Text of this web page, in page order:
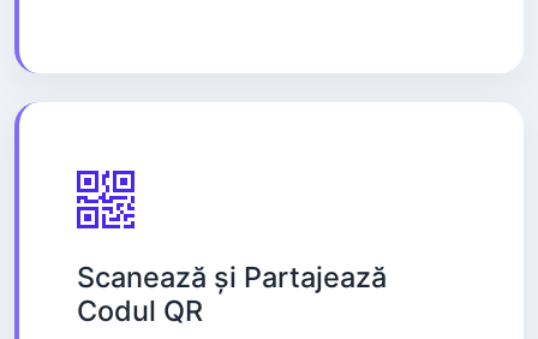
Scanează și Partajează
Codul QR